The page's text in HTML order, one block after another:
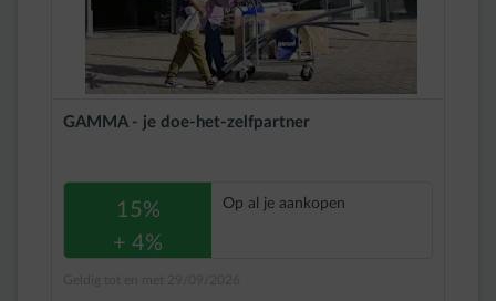
GAMMA - je doe-het-zelfpartner
15%
+ 4%
Op al je aankopen